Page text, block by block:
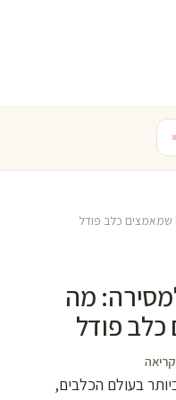
שמאמצים כלב פודל
מה
פודל
בעולם הכלבים,